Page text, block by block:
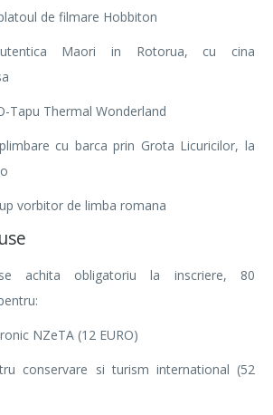
de filmare Hobbiton
Maori in Rotorua, cu cina
Tapu Thermal Wonderland
cu barca prin Grota Licuricilor, la
vorbitor de limba romana
achita obligatoriu la inscriere, 80
NZeTA (12 EURO)
conservare si turism international (52